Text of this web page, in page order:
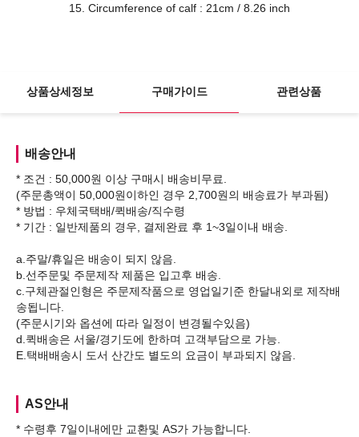
15. Circumference of calf : 21cm / 8.26 inch
상품상세정보 구매가이드 관련상품
배송안내
* 조건 : 50,000원 이상 구매시 배송비무료.
(주문총액이 50,000원이하인 경우 2,700원의 배송료가 부과됨)
* 방법 : 우체국택배/퀵배송/직수령
* 기간 : 일반제품의 경우, 결제완료 후 1~3일이내 배송.
a.주말/휴일은 배송이 되지 않음.
b.선주문및 주문제작 제품은 입고후 배송.
c.구체관절인형은 주문제작품으로 영업일기준 한달내외로 제작배
송됩니다.
(주문시기와 옵션에 따라 일정이 변경될수있음)
d.퀵배송은 서울/경기도에 한하며 고객부담으로 가능.
AS안내
* 수령후 7일이내에만 교환및 AS가 가능합니다.